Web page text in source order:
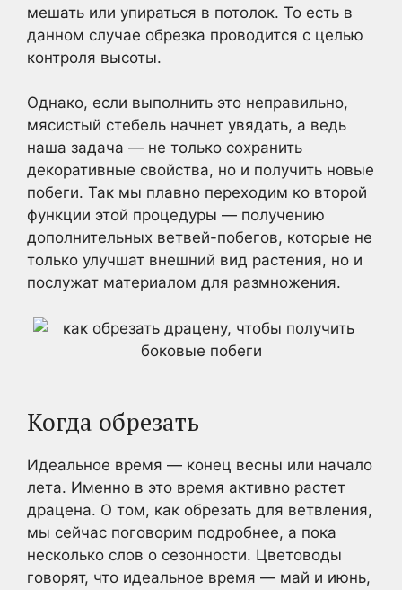
мешать или упираться в потолок. То есть в
данном случае обрезка проводится с целью
контроля высоты.
Однако, если выполнить это неправильно,
мясистый стебель начнет увядать, а ведь
наша задача — не только сохранить
декоративные свойства, но и получить новые
побеги. Так мы плавно переходим ко второй
функции этой процедуры — получению
дополнительных ветвей-побегов, которые не
только улучшат внешний вид растения, но и
послужат материалом для размножения.
Когда обрезать
Идеальное время — конец весны или начало
лета. Именно в это время активно растет
драцена. О том, как обрезать для ветвления,
мы сейчас поговорим подробнее, а пока
несколько слов о сезонности. Цветоводы
говорят, что идеальное время — май и июнь,